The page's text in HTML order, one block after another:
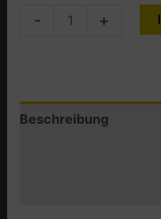
-
grommet
Menge
+
Beschreibung